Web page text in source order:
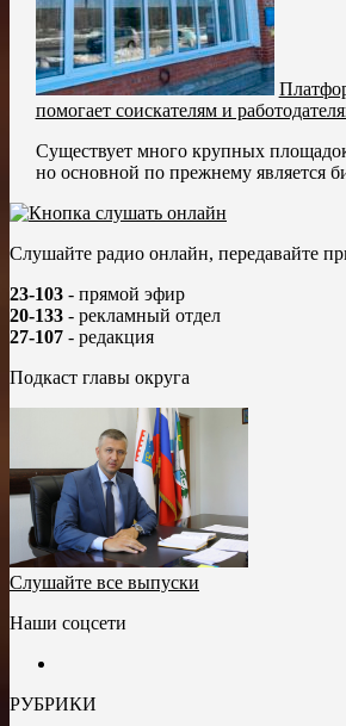
помогает соискателям и
Существует много крупных
но основной по прежнему является
Слушайте радио онлайн, передавайте
23-103 - прямой эфир
20-133 - рекламный отдел
27-107 - редакция
Подкаст главы округа
Слушайте все выпуски
Наши соцсети
РУБРИКИ